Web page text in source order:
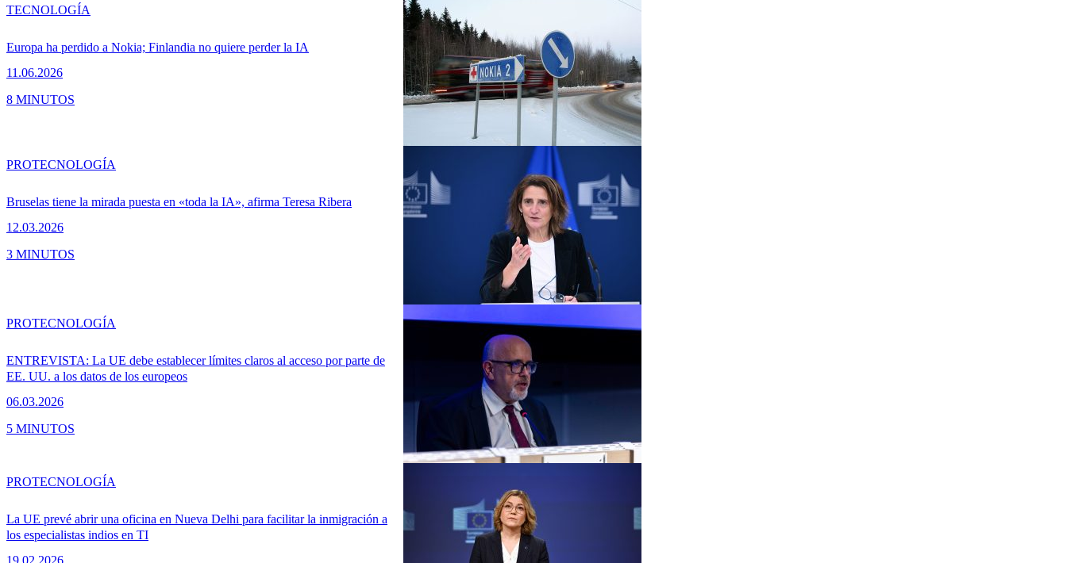
Europa ha perdido a Nokia; Finlandia no quiere perder la IA
11.06.2026
TECNOLOGÍA
8 MINUTOS
Bruselas tiene la mirada puesta en «toda la IA», afirma Teresa Ribera
12.03.2026
PROTECNOLOGÍA
3 MINUTOS
ENTREVISTA: La UE debe establecer límites claros al acceso por parte de
EE. UU. a los datos de los europeos
06.03.2026
PROTECNOLOGÍA
5 MINUTOS
La UE prevé abrir una oficina en Nueva Delhi para facilitar la inmigración a
los especialistas indios en TI
PROTECNOLOGÍA